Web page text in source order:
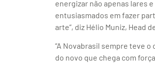
energizar não apenas lares
entusiasmados em fazer
arte”, diz Hélio Muniz, Head
“A Novabrasil sempre teve
do novo que chega com